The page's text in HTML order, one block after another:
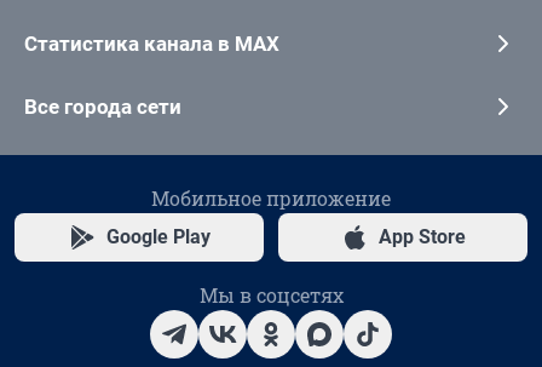
Статистика канала в MAX
Все города сети
Мобильное приложение
Google Play App Store
Мы в соцсетях